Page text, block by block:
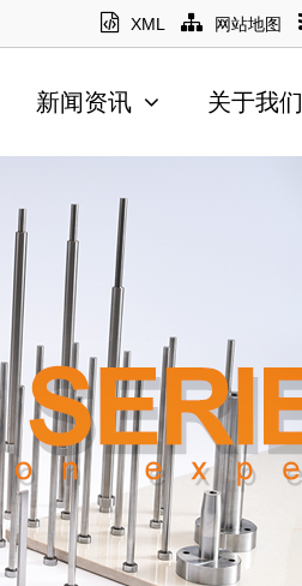
XML 网站地图
新闻资讯 关于我们